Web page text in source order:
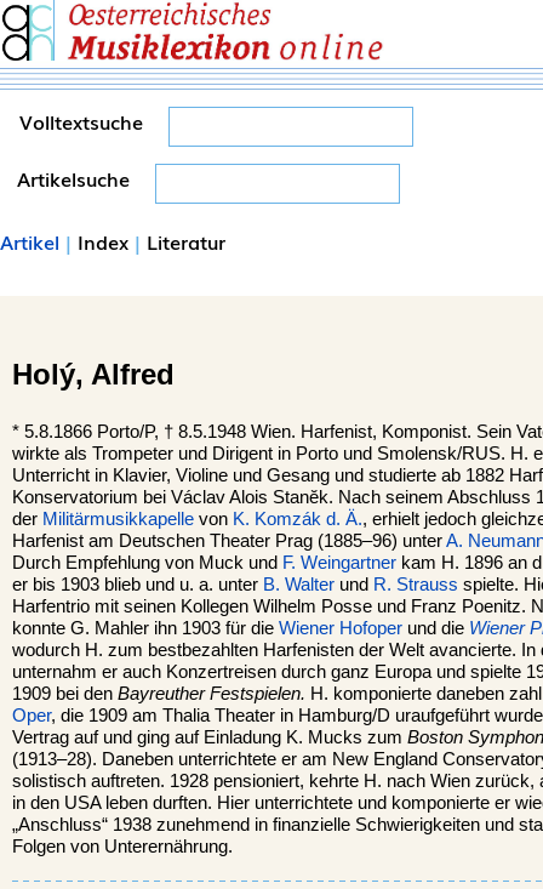
Volltextsuche
Artikelsuche
Artikel | Index | Literatur
Holý, Alfred
* 5.8.1866 Porto/P, † 8.5.1948 Wien. Harfenist, Komponist. Sein
wirkte als Trompeter und Dirigent in Porto und Smolensk/RUS. H.
Unterricht in Klavier, Violine und Gesang und studierte ab 1882
Konservatorium bei Václav Alois Stanĕk. Nach seinem Abschluss
der Militärmusikkapelle von K. Komzák d. Ä., erhielt jedoch
Harfenist am Deutschen Theater Prag (1885–96) unterA.
Durch Empfehlung von Muck und F. Weingartner kam H. 1896 an
er bis 1903 blieb und u. a. unter B. Walter und R. Strauss spielte.
Harfentrio mit seinen Kollegen Wilhelm Posse und Franz Poenitz.
konnte G. Mahler ihn 1903 für die Wiener Hofoper und die Wiener
wodurch H. zum bestbezahlten Harfenisten der Welt avancierte. In
unternahm er auch Konzertreisen durch ganz Europa und spielte
1909 bei den Bayreuther Festspielen. H. komponierte daneben
Oper, die 1909 am Thalia Theater in Hamburg/D uraufgeführt
Vertrag auf und ging auf Einladung K. Mucks zum Boston
(1913–28). Daneben unterrichtete er am New England
solistisch auftreten. 1928 pensioniert, kehrte H. nach Wien zurück,
in den USA leben durften. Hier unterrichtete und komponierte er
„Anschluss“ 1938 zunehmend in finanzielle Schwierigkeiten und
Folgen von Unterernährung.